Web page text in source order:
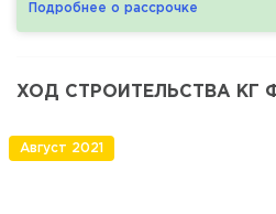
Подробнее о рассрочке
ХОД СТРОИТЕЛЬСТВА КГ
Август 2021